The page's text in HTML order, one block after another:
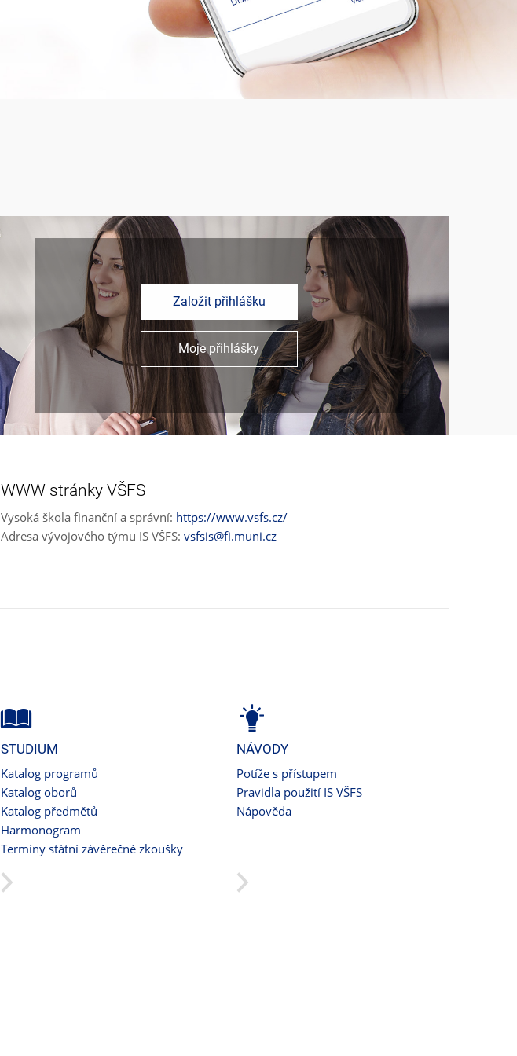
Založit přihlášku
Moje přihlášky
WWW stránky VŠFS
Vysoká škola finanční a správní: https://www.vsfs.cz/
Adresa vývojového týmu IS VŠFS: vsfsis@fi.muni.cz
STUDIUM
Katalog programů
Katalog oborů
Katalog předmětů
Harmonogram
Termíny státní závěrečné zkoušky
NÁVODY
Potíže s přístupem
Pravidla použití IS VŠFS
Nápověda